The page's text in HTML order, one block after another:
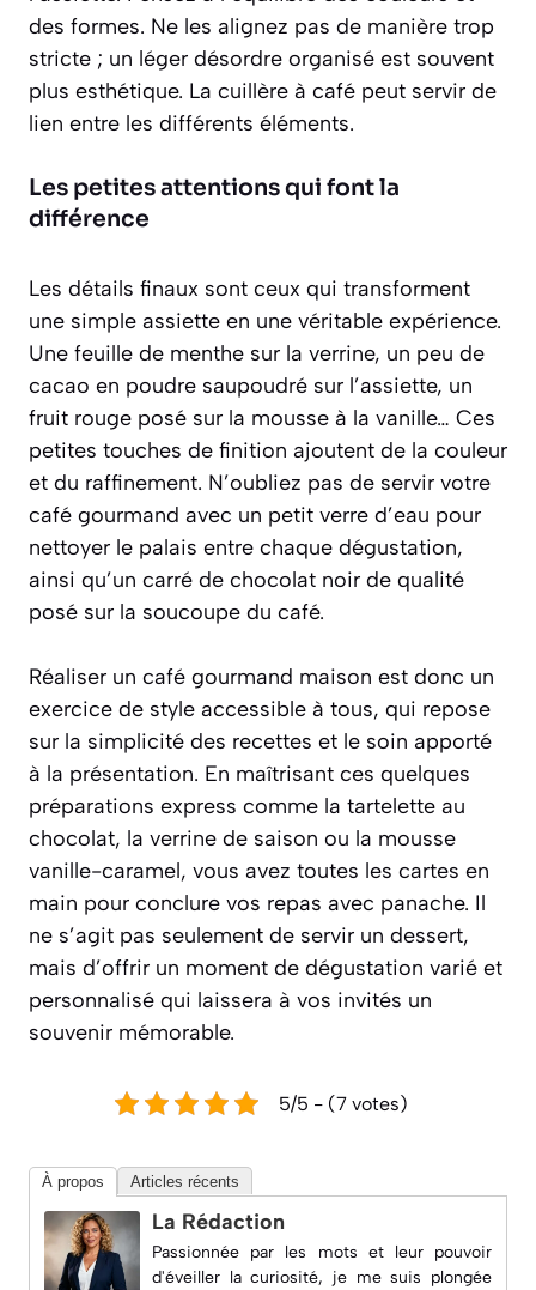
des formes. Ne les alignez pas de manière trop
stricte ; un léger désordre organisé est souvent
plus esthétique. La cuillère à café peut servir de
lien entre les différents éléments.
Les petites attentions qui font la
différence
Les détails finaux sont ceux qui transforment
une simple assiette en une véritable expérience.
Une feuille de menthe sur la verrine, un peu de
cacao en poudre saupoudré sur l’assiette, un
fruit rouge posé sur la mousse à la vanille… Ces
petites touches de finition ajoutent de la couleur
et du raffinement. N’oubliez pas de servir votre
café gourmand avec un petit verre d’eau pour
nettoyer le palais entre chaque dégustation,
ainsi qu’un carré de chocolat noir de qualité
posé sur la soucoupe du café.
Réaliser un café gourmand maison est donc un
exercice de style accessible à tous, qui repose
sur la simplicité des recettes et le soin apporté
à la présentation. En maîtrisant ces quelques
préparations express comme la tartelette au
chocolat, la verrine de saison ou la mousse
vanille-caramel, vous avez toutes les cartes en
main pour conclure vos repas avec panache. Il
ne s’agit pas seulement de servir un dessert,
mais d’offrir un moment de dégustation varié et
personnalisé qui laissera à vos invités un
souvenir mémorable.
5/5 - (7 votes)
À propos Articles récents
La Rédaction
Passionnée par les mots et leur pouvoir
d'éveiller la curiosité, je me suis plongée